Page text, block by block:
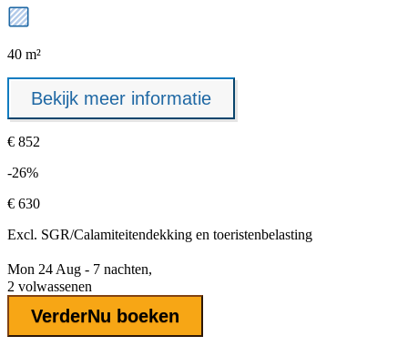
40 m²
Bekijk meer informatie
€ 852
-26%
€ 630
Excl. SGR/Calamiteitendekking en toeristenbelasting
Mon 24 Aug - 7 nachten,
2 volwassenen
VerderNu boeken